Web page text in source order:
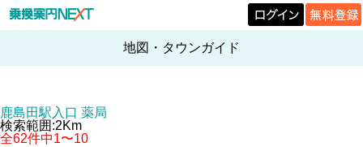
地図・タウンガイド
鹿島田駅入口 薬局
検索範囲:2Km
全62件中1〜10